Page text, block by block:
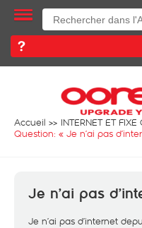
Accueil
INTERNET ET FIXE
Question: « Je n’ai pas
Je n’ai pas
Je n’ai pas d’internet